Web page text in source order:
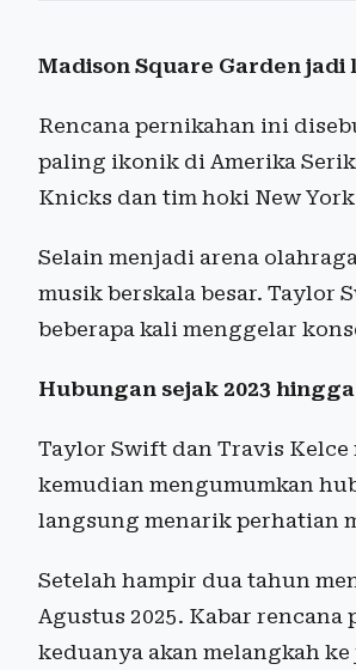
Madison Square Garden jadi
Rencana pernikahan ini
paling ikonik di Amerika
Knicks dan tim hoki New
Selain menjadi arena
musik berskala besar. Taylor
beberapa kali menggelar
Hubungan sejak 2023
Taylor Swift dan Travis Kelce
kemudian mengumumkan
langsung menarik perhatian
Setelah hampir dua tahun
Agustus 2025. Kabar
keduanya akan melangkah